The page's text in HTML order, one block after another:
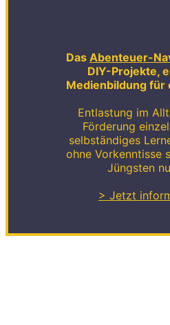
Das Abenteuer-
DIY-Projekte,
Medienbildung für
Entlastung im
Förderung
selbständiges
ohne Vorkenntisse
Jüngsten
> Jetzt